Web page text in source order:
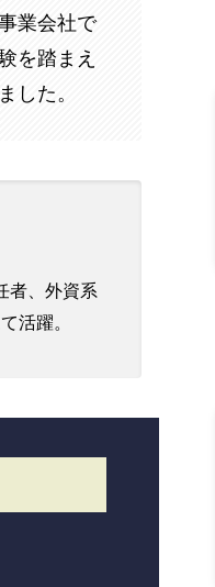
業会社で
を踏まえ
した。
者、外資系
活躍。